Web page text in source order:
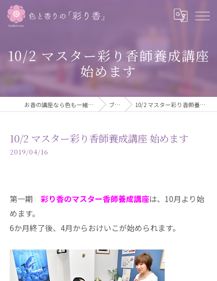
10/2 マスター彩り香師養成講座
始めます
お香の講座なら色も一緒に学べる彩り香 ブログ 10/2 マスター彩り香師養成講座 始めます
10/2 マスター彩り香師養成講座 始めます
2019/04/16
第一期 彩り香のマスター香師養成講座は、10月より始
めます。
6か月終了後、4月からおけいこが始められます。